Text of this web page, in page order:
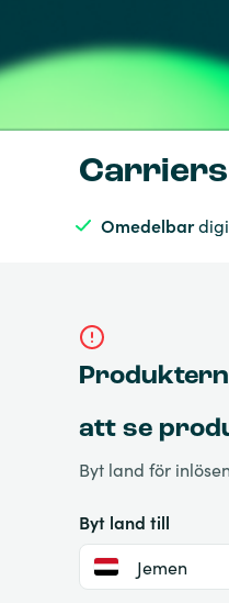
Carriers
Omedelbar
att se
Byt land för
Byt land till
Jemen